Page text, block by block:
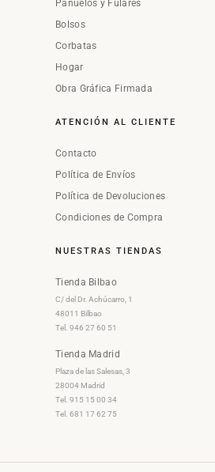
Pañuelos y Fulares
Bolsos
Corbatas
Hogar
Obra Gráfica Firmada
ATENCIÓN AL CLIENTE
Contacto
Política de Envíos
Política de Devoluciones
Condiciones de Compra
NUESTRAS TIENDAS
Tienda Bilbao
C/ del Dr. Achúcarro, 1
48011 Bilbao
Tel. 946 27 60 51
Tienda Madrid
Plaza de las Salesas, 3
28004 Madrid
Tel. 915 15 00 34
Tel. 681 17 62 75